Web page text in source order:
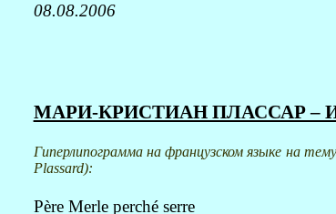
08.08.2006
МАРИ-КРИСТИАН ПЛАССАР –
Гиперлипограмма на французском языке на
Plassard):
Père Merle perché serre